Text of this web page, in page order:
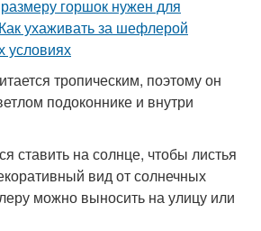
тропическим, поэтому он
подоконнике и внутри
ставить на солнце, чтобы листья
вид от солнечных
можно выносить на улицу или